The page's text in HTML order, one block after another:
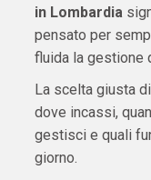
in Lombardia
pensato per
fluida la gestione
La scelta giusta
dove incassi,
gestisci e quali
giorno.